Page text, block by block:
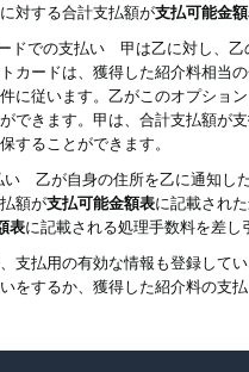
対する合計支払額が支払可能金
ドでの支払い 甲は乙に対し、乙
カードは、獲得した紹介料相当
に従います。乙がこのオプショ
できます。甲は、合計支払額が
することができます。
い 乙が自身の住所を乙に通知し
額が支払可能金額表に記載され
表に記載される処理手数料を差し
支払用の有効な情報も登録して
をするか、獲得した紹介料の支